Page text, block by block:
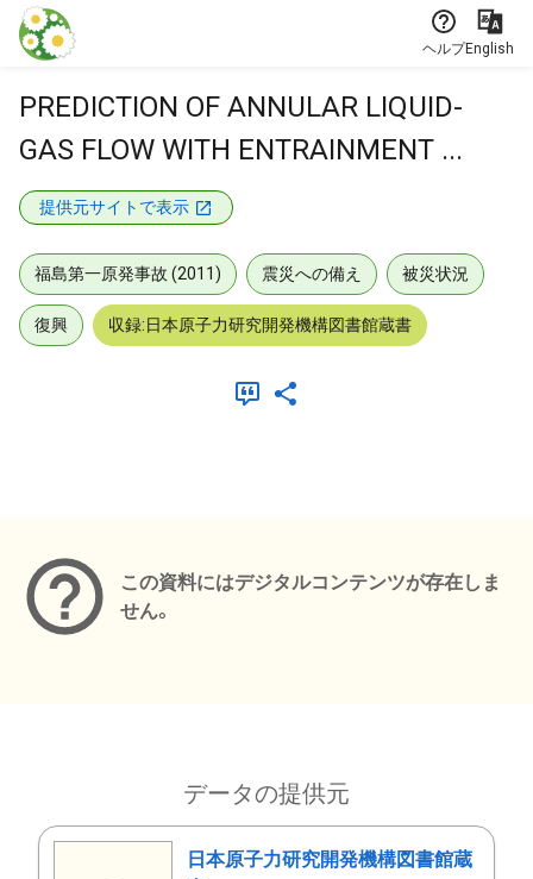
本文に飛ぶ
ヘルプEnglish
PREDICTION OF ANNULAR LIQUID-
GAS FLOW WITH ENTRAINMENT ...
提供元サイトで表示
福島第一原発事故 (2011) 震災への備え 被災状況
復興 収録:日本原子力研究開発機構図書館蔵書
この資料にはデジタルコンテンツが存在しま
せん。
データの提供元
日本原子力研究開発機構図書館蔵